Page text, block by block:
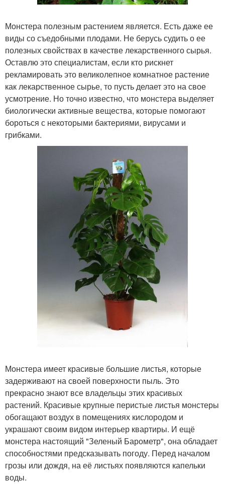
Монстера полезным растением является. Есть даже ее
виды со съедобными плодами. Не берусь судить о ее
полезных свойствах в качестве лекарственного сырья.
Оставлю это специалистам, если кто рискнет
рекламировать это великолепное комнатное растение
как лекарственное сырье, то пусть делает это на свое
усмотрение. Но точно известно, что монстера выделяет
биологически активные вещества, которые помогают
бороться с некоторыми бактериями, вирусами и
грибками.
Монстера имеет красивые большие листья, которые
задерживают на своей поверхности пыль. Это
прекрасно знают все владельцы этих красивых
растений. Красивые крупные перистые листья монстеры
обогащают воздух в помещениях кислородом и
украшают своим видом интерьер квартиры. И ещё
монстера настоящий "Зеленый Барометр", она обладает
способностями предсказывать погоду. Перед началом
грозы или дождя, на её листьях появляются капельки
воды.